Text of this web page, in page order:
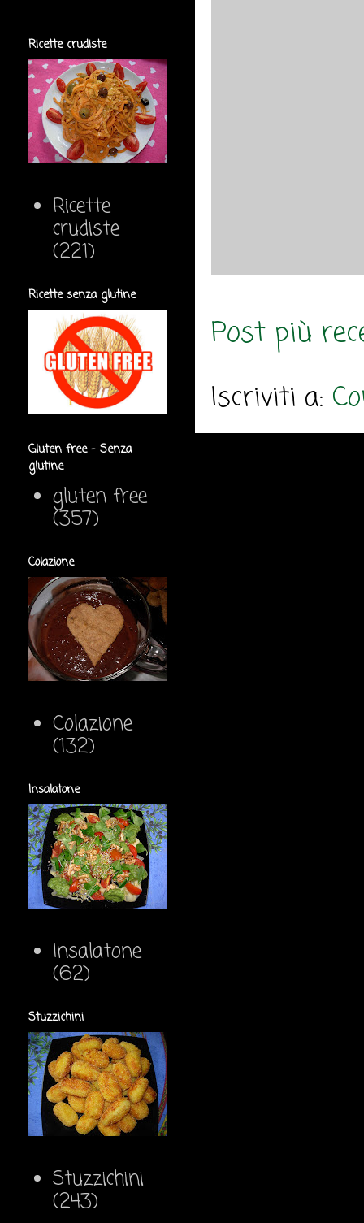
Post più
Iscriviti a:
Ricette crudiste
Ricette
crudiste
(221)
Ricette senza glutine
Gluten free - Senza
glutine
gluten free
(357)
Colazione
Colazione
(132)
Insalatone
Insalatone
(62)
Stuzzichini
Stuzzichini
(243)